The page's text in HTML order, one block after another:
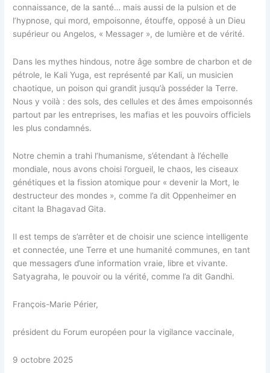
connaissance, de la santé… mais aussi de la pulsion et de
l’hypnose, qui mord, empoisonne, étouffe, opposé à un Dieu
supérieur ou Angelos, « Messager », de lumière et de vérité.
Dans les mythes hindous, notre âge sombre de charbon et de
pétrole, le Kali Yuga, est représenté par Kali, un musicien
chaotique, un poison qui grandit jusqu’à posséder la Terre.
Nous y voilà : des sols, des cellules et des âmes empoisonnés
partout par les entreprises, les mafias et les pouvoirs officiels
les plus condamnés.
Notre chemin a trahi l’humanisme, s’étendant à l’échelle
mondiale, nous avons choisi l’orgueil, le chaos, les ciseaux
génétiques et la fission atomique pour « devenir la Mort, le
destructeur des mondes », comme l’a dit Oppenheimer en
citant la Bhagavad Gita.
Il est temps de s’arrêter et de choisir une science intelligente
et connectée, une Terre et une humanité communes, en tant
que messagers d’une information vraie, libre et vivante.
Satyagraha, le pouvoir ou la vérité, comme l’a dit Gandhi.
François-Marie Périer,
président du Forum européen pour la vigilance vaccinale,
9 octobre 2025